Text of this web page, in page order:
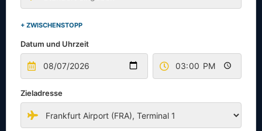
+ ZWISCHENSTOPP
Datum und Uhrzeit
Zieladresse